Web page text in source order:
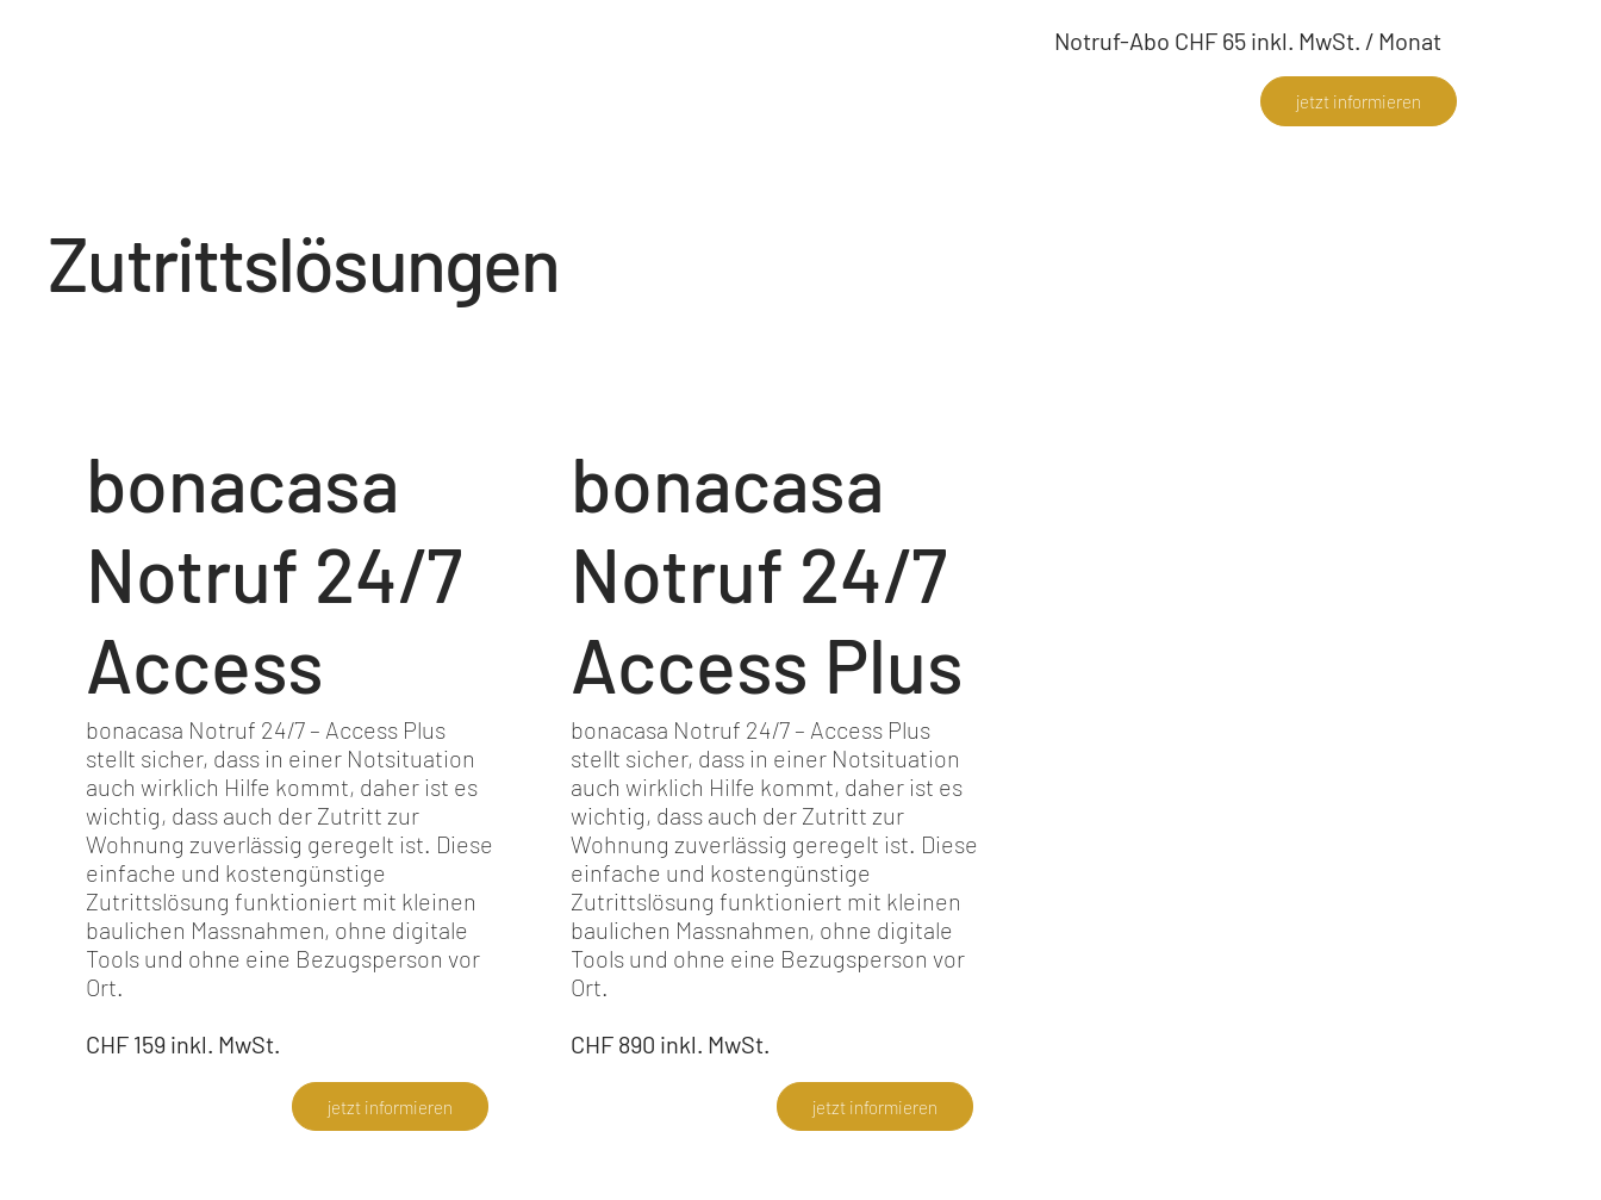
Notruf-Abo CHF 65 inkl. MwSt. / Monat
jetzt informieren
Zutrittslösungen
bonacasa
Notruf 24/7
Access
bonacasa Notruf 24/7 – Access Plus
stellt sicher, dass in einer Notsituation
auch wirklich Hilfe kommt, daher ist es
wichtig, dass auch der Zutritt zur
Wohnung zuverlässig geregelt ist. Diese
einfache und kostengünstige
Zutrittslösung funktioniert mit kleinen
baulichen Massnahmen, ohne digitale
Tools und ohne eine Bezugsperson vor
Ort.
CHF 159 inkl. MwSt.
jetzt informieren
bonacasa
Notruf 24/7
Access Plus
bonacasa Notruf 24/7 – Access Plus
stellt sicher, dass in einer Notsituation
auch wirklich Hilfe kommt, daher ist es
wichtig, dass auch der Zutritt zur
Wohnung zuverlässig geregelt ist. Diese
einfache und kostengünstige
Zutrittslösung funktioniert mit kleinen
baulichen Massnahmen, ohne digitale
Tools und ohne eine Bezugsperson vor
Ort.
CHF 890 inkl. MwSt.
jetzt informieren